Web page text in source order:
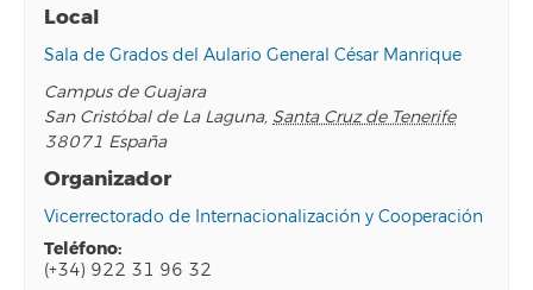
Local
Sala de Grados del Aulario General César Manrique
Campus de Guajara
San Cristóbal de La Laguna, Santa Cruz de Tenerife
38071 España
Organizador
Vicerrectorado de Internacionalización y Cooperación
teléfono:
(+34) 922 31 96 32